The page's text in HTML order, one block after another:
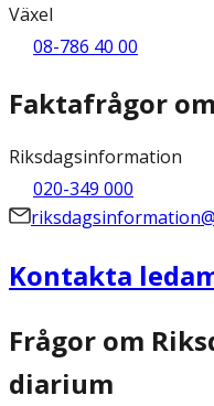
Växel
08-786 40 00
Faktafrågor
Riksdagsinformation
020-349 000
Kontakta
Frågor om
diarium